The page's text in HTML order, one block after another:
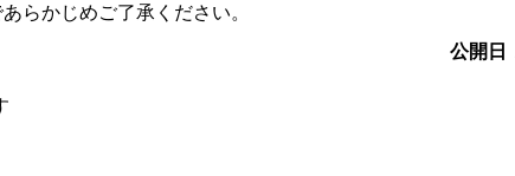
らかじめご了承ください。
公開日